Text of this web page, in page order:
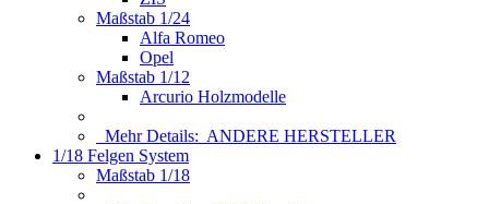
Maßstab 1/24
Alfa Romeo
Opel
Maßstab 1/12
Arcurio Holzmodelle
Mehr Details: ANDERE HERSTELLER
1/18 Felgen System
Maßstab 1/18